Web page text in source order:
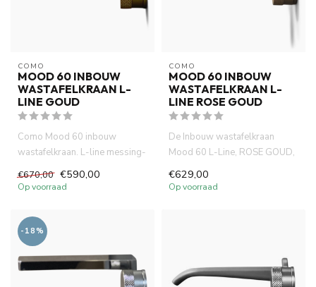
COMO
MOOD 60 INBOUW
WASTAFELKRAAN L-
LINE GOUD
Como Mood 60 inbouw
wastafelkraan. L-line messing-
diepte...
€670,00 €590,00
Op voorraad
COMO
MOOD 60 INBOUW
WASTAFELKRAAN L-
LINE ROSE GOUD
De Inbouw wastafelkraan
Mood 60 L-Line, ROSE GOUD,
mess...
€629,00
Op voorraad
-18%